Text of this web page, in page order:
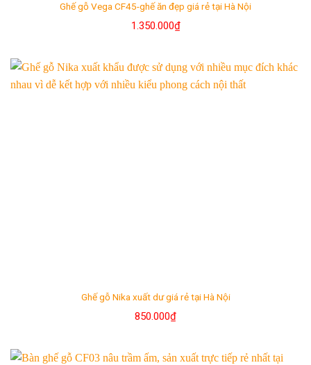
Ghế gỗ Vega CF45-ghế ăn đẹp giá rẻ tại Hà Nội
1.350.000₫
Ghế gỗ Nika xuất dư giá rẻ tại Hà Nội
850.000₫